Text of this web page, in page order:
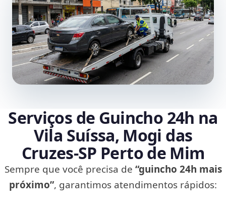
Serviços de Guincho 24h na
Vila Suíssa, Mogi das
Cruzes‑SP Perto de Mim
Sempre que você precisa de “guincho 24h mais
próximo”, garantimos atendimentos rápidos: